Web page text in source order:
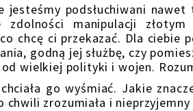
podsłuchiwani nawet
zdolności manipulacji
chcę ci przekazać. Dla ciebie
godną jej służbę, czy
wielkiej polityki i wojen.
go wyśmiać. Jakie
zrozumiała i